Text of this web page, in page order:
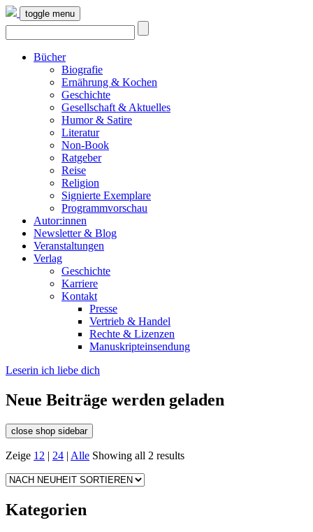
toggle menu
Bücher
Biografie
Ernährung & Kochen
Geschichte
Gesellschaft & Aktuelles
Humor & Satire
Literatur
Non-Book
Ratgeber
Reise
Religion
Signierte Exemplare
Programmvorschau
Autor:innen
Newsletter & Blog
Veranstaltungen
Verlag
Geschichte
Karriere
Kontakt
Presse
Vertrieb & Handel
Rechte & Lizenzen
Manuskripteinsendung
Leserin ich liebe dich
Neue Beiträge werden geladen
close shop sidebar
Zeige 12 | 24 | Alle Showing all 2 results
Kategorien